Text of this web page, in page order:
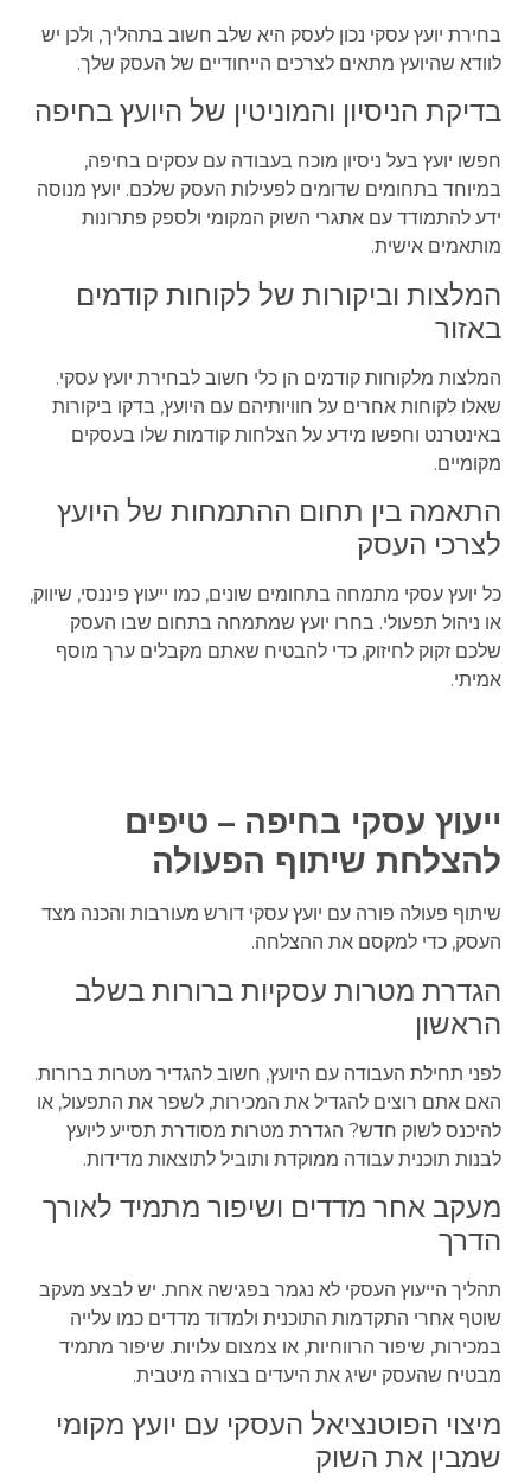
בחירת יועץ עסקי נכון לעסק היא שלב חשוב בתהליך, ולכן יש
לוודא שהיועץ מתאים לצרכים הייחודיים של העסק שלך.
בדיקת הניסיון והמוניטין של היועץ בחיפה
חפשו יועץ בעל ניסיון מוכח בעבודה עם עסקים בחיפה,
במיוחד בתחומים שדומים לפעילות העסק שלכם. יועץ מנוסה
ידע להתמודד עם אתגרי השוק המקומי ולספק פתרונות
מותאמים אישית.
המלצות וביקורות של לקוחות קודמים
באזור
המלצות מלקוחות קודמים הן כלי חשוב לבחירת יועץ עסקי.
שאלו לקוחות אחרים על חוויותיהם עם היועץ, בדקו ביקורות
באינטרנט וחפשו מידע על הצלחות קודמות שלו בעסקים
מקומיים.
התאמה בין תחום ההתמחות של היועץ
לצרכי העסק
כל יועץ עסקי מתמחה בתחומים שונים, כמו ייעוץ פיננסי, שיווק,
או ניהול תפעולי. בחרו יועץ שמתמחה בתחום שבו העסק
שלכם זקוק לחיזוק, כדי להבטיח שאתם מקבלים ערך מוסף
אמיתי.
ייעוץ עסקי בחיפה – טיפים
להצלחת שיתוף הפעולה
שיתוף פעולה פורה עם יועץ עסקי דורש מעורבות והכנה מצד
העסק, כדי למקסם את ההצלחה.
הגדרת מטרות עסקיות ברורות בשלב
הראשון
לפני תחילת העבודה עם היועץ, חשוב להגדיר מטרות ברורות.
האם אתם רוצים להגדיל את המכירות, לשפר את התפעול, או
להיכנס לשוק חדש? הגדרת מטרות מסודרת תסייע ליועץ
לבנות תוכנית עבודה ממוקדת ותוביל לתוצאות מדידות.
מעקב אחר מדדים ושיפור מתמיד לאורך
הדרך
תהליך הייעוץ העסקי לא נגמר בפגישה אחת. יש לבצע מעקב
שוטף אחרי התקדמות התוכנית ולמדוד מדדים כמו עלייה
במכירות, שיפור הרווחיות, או צמצום עלויות. שיפור מתמיד
מבטיח שהעסק ישיג את היעדים בצורה מיטבית.
מיצוי הפוטנציאל העסקי עם יועץ מקומי
שמבין את השוק